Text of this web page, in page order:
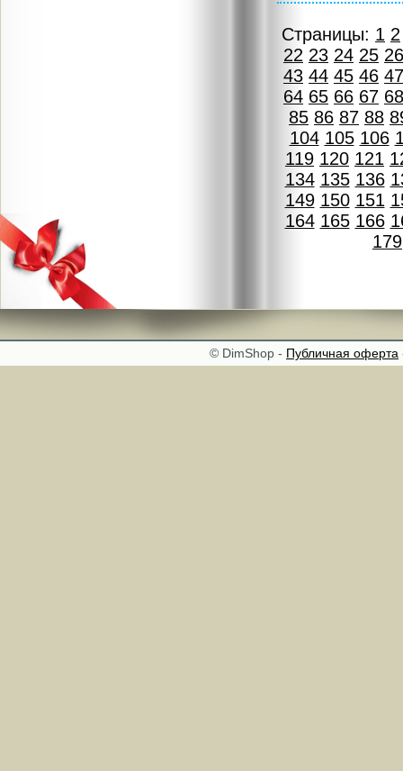
Страницы: 1 2
22 23 24 25 26
43 44 45 46 47
64 65 66 67 68
85 86 87 88
104 105 106
119 120 121
134 135 136
149 150 151
164 165 166
179
© DimShop - Публичная оферта